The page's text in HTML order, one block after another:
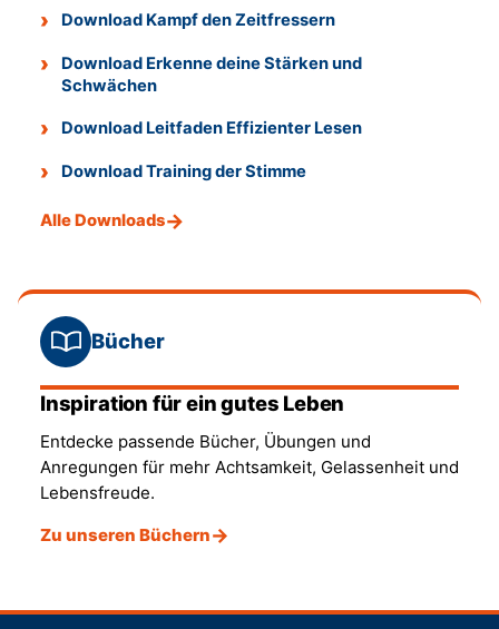
Download Kampf den Zeitfressern
Download Erkenne deine Stärken und
Schwächen
Download Leitfaden Effizienter Lesen
Download Training der Stimme
Alle Downloads
Bücher
Inspiration für ein gutes Leben
Entdecke passende Bücher, Übungen und
Anregungen für mehr Achtsamkeit, Gelassenheit und
Lebensfreude.
Zu unseren Büchern